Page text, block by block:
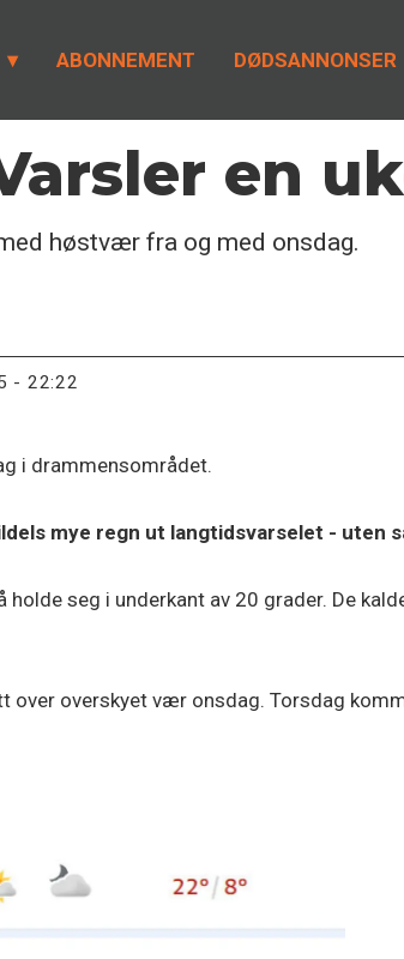
ABONNEMENT DØDSANNONSER
en
høstvær fra og med onsdag.
- 22:22
i drammensområdet.
mye regn ut langtidsvarselet - uten
seg i underkant av 20 grader. De
overskyet vær onsdag. Torsdag